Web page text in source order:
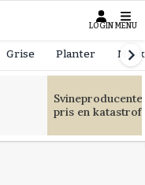
LOGIN MENU
Grise Planter
pris en